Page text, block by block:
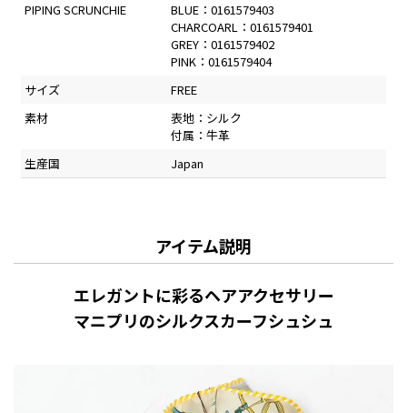
PIPING SCRUNCHIE
BLUE：0161579403
CHARCOARL：0161579401
GREY：0161579402
PINK：0161579404
サイズ
FREE
素材
表地：シルク
付属：牛革
生産国
Japan
アイテム説明
エレガントに彩るヘアアクセサリー
マニプリのシルクスカーフシュシュ